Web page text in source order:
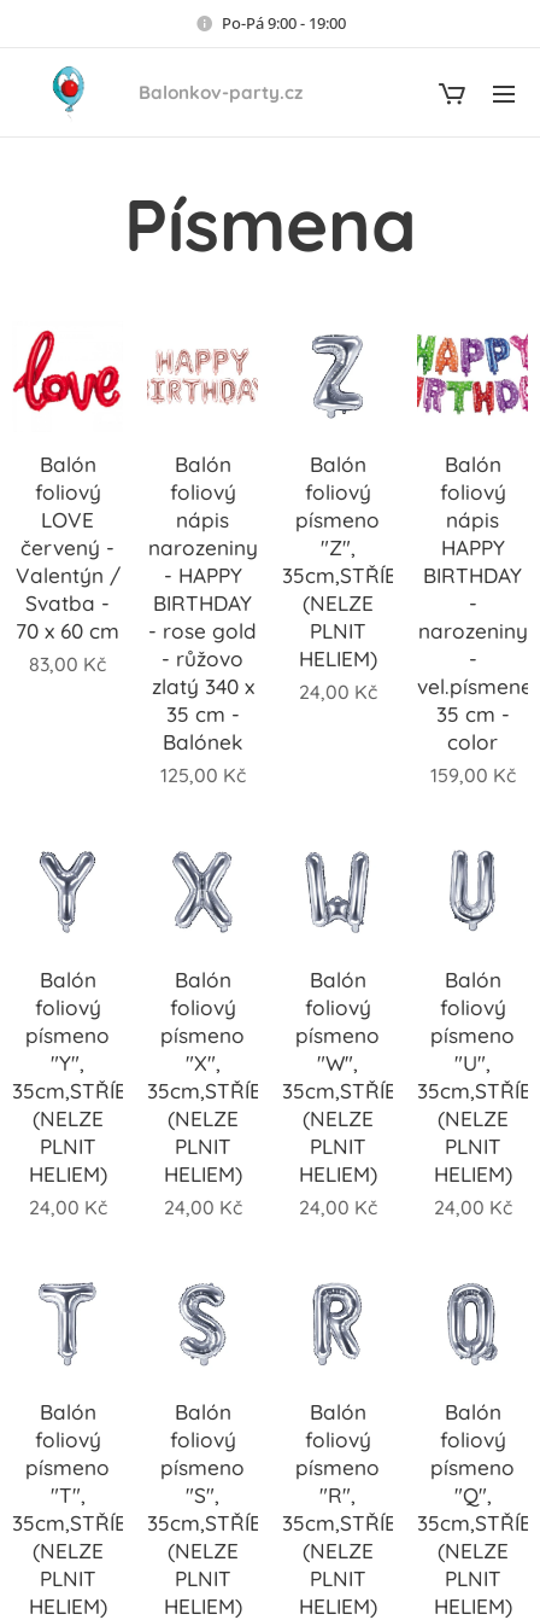
Po-Pá 9:00 - 19:00
Balonkov-party.cz
Písmena
Balón
foliový
LOVE
červený -
Valentýn /
Svatba -
70 x 60 cm
83,00 Kč
Balón
foliový
nápis
narozeniny
- HAPPY
BIRTHDAY
- rose gold
- růžovo
zlatý 340 x
35 cm -
Balónek
125,00 Kč
Balón
foliový
písmeno
"Z",
35cm,STŘÍBRNÝ
(NELZE
PLNIT
HELIEM)
24,00 Kč
Balón
foliový
nápis
HAPPY
BIRTHDAY
-
narozeniny
-
vel.písmene
35 cm -
color
159,00 Kč
Balón
foliový
písmeno
"Y",
35cm,STŘÍBRNÝ
(NELZE
PLNIT
HELIEM)
24,00 Kč
Balón
foliový
písmeno
"X",
35cm,STŘÍBRNÝ
(NELZE
PLNIT
HELIEM)
24,00 Kč
Balón
foliový
písmeno
"W",
35cm,STŘÍBRNÝ
(NELZE
PLNIT
HELIEM)
24,00 Kč
Balón
foliový
písmeno
"U",
(NELZE
PLNIT
HELIEM)
24,00 Kč
Balón
foliový
písmeno
"T",
35cm,STŘÍBRNÝ
(NELZE
PLNIT
HELIEM)
Balón
foliový
písmeno
"S",
35cm,STŘÍBRNÝ
(NELZE
PLNIT
HELIEM)
Balón
foliový
písmeno
"R",
35cm,STŘÍBRNÝ
(NELZE
PLNIT
HELIEM)
Balón
foliový
písmeno
"Q",
(NELZE
PLNIT
HELIEM)